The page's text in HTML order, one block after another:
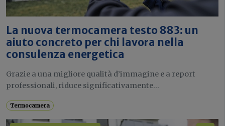
La nuova termocamera testo 883: un
aiuto concreto per chi lavora nella
consulenza energetica
Grazie a una migliore qualità d’immagine e a report
professionali, riduce significativamente...
Termocamera